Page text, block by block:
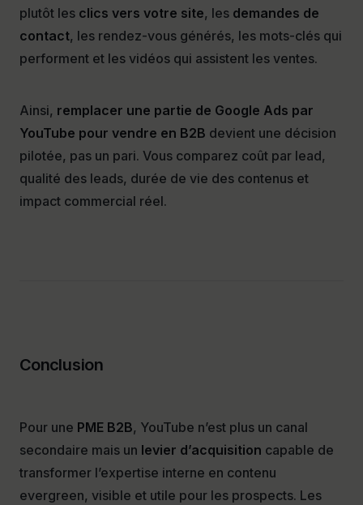
plutôt les clics vers votre site, les demandes de
contact, les rendez-vous générés, les mots-clés qui
performent et les vidéos qui assistent les ventes.
Ainsi, remplacer une partie de Google Ads par
YouTube pour vendre en B2B devient une décision
pilotée, pas un pari. Vous comparez coût par lead,
qualité des leads, durée de vie des contenus et
impact commercial réel.
Conclusion
Pour une PME B2B, YouTube n’est plus un canal
secondaire mais un levier d’acquisition capable de
transformer l’expertise interne en contenu
evergreen, visible et utile pour les prospects. Les